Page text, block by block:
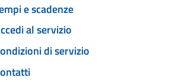
e scadenze
al servizio
di servizio